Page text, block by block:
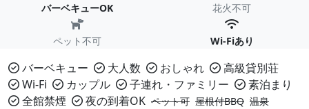
バーベキューOK 花火不可
ペット不可 Wi-Fiあり
バーベキュー 大人数 おしゃれ
高級貸別荘
Wi-Fi
カップル 子連れ・ファミリー
素泊まり
全館禁煙
夜の到着OK ペット可 屋根付BBQ 温泉